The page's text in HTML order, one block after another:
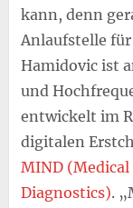
kann, denn
Anlaufstelle
Hamidovic ist
und
entwickelt im
digitalen
MIND
Diagnostics).